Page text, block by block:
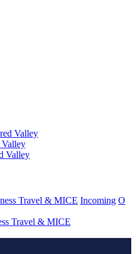
Valley
Valley
Valley
Travel & MICE Incoming О
Travel & MICE